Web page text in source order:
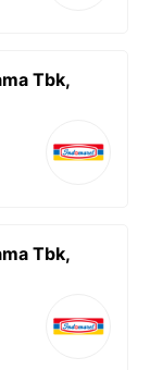
Tbk,
Tbk,